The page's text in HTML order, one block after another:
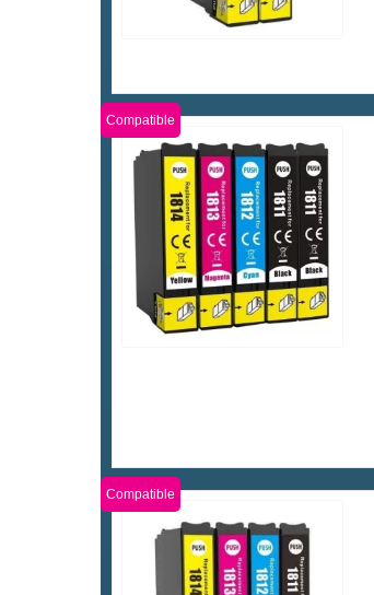
Compatible
Compatible